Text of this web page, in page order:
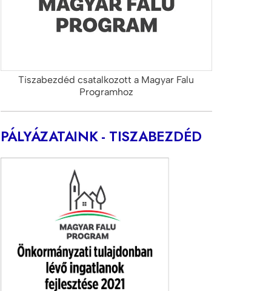
Tiszabezdéd csatalkozott a Magyar Falu
Programhoz
PÁLYÁZATAINK - TISZABEZDÉD